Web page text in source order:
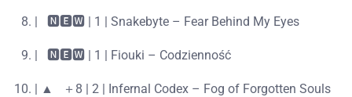
|⠀🅽🅴🆆 | 1 | Snakebyte – Fear Behind My Eyes
|⠀🅽🅴🆆 | 1 | Fiouki – Codzienność
| ▲⠀＋8 | 2 | Infernal Codex – Fog of Forgotten Souls